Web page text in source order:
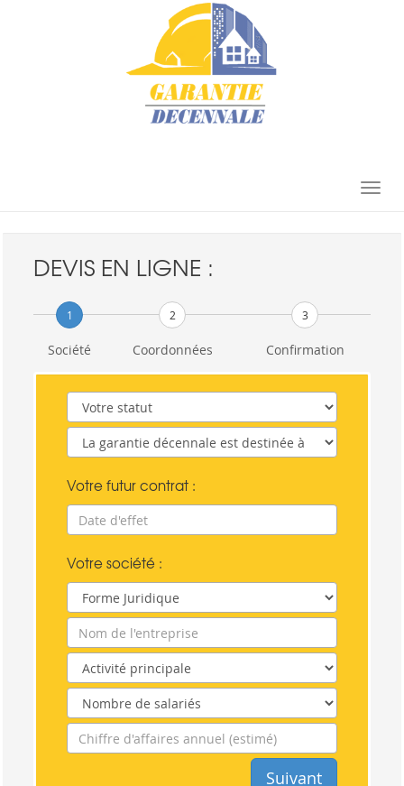
Toggle
DEVIS EN LIGNE :
1
Société
2
Coordonnées
3
Confirmation
Votre futur contrat :
Votre société :
Suivant